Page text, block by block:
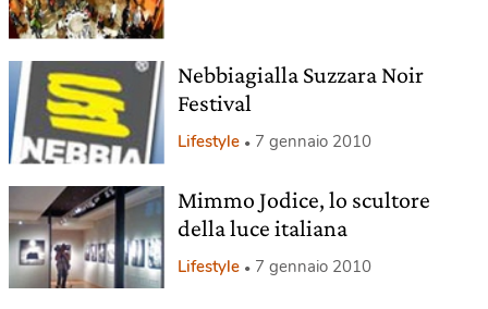
Nebbiagialla Suzzara Noir
Festival
Lifestyle 7 gennaio 2010
Mimmo Jodice, lo scultore
della luce italiana
Lifestyle 7 gennaio 2010